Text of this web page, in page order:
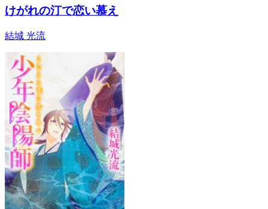
けがれの汀で恋い慕え
結城 光流